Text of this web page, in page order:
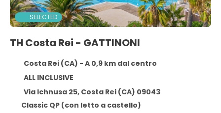
SELECTED
TH Costa Rei - GATTINONI
Costa Rei (CA) - A 0,9 km dal centro
ALL INCLUSIVE
Via Ichnusa 25, Costa Rei (CA) 09043
Classic QP (con letto a castello)